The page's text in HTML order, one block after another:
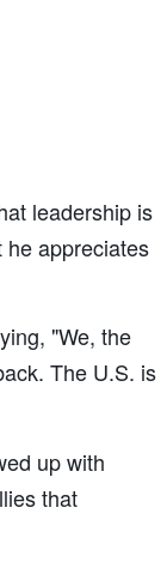
leadership is
appreciates
"We, the
The U.S. is
up with
that